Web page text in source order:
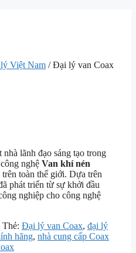
Việt Nam / Đại lý van Coax
lãnh đạo sáng tạo trong
nghệ Van khí nén
toàn thế giới. Dựa trên
phát triển từ sự khởi đầu
nghiệp cho công nghệ
Thẻ: Đại lý van Coax, đại lý
hãng, nhà cung cấp Coax